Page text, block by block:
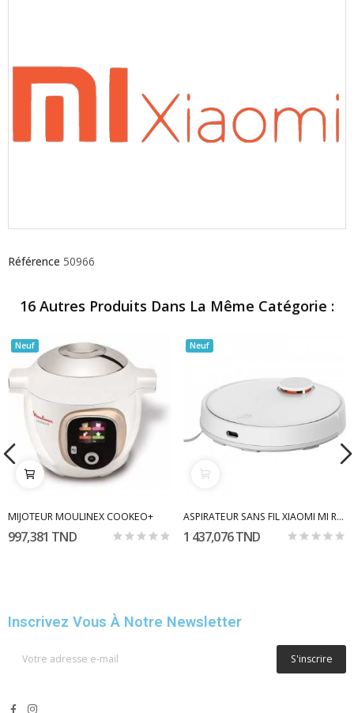
Référence 50966
16 Autres Produits Dans La Même Catégorie :
Neuf
MIJOTEUR MOULINEX COOKEO+
997,381 TND
Neuf
ASPIRATEUR SANS FIL XIAOMI MI ROBOT VACUUM MOP...
1 437,076 TND
Inscrivez Vous À Notre Newsletter
S'inscrire